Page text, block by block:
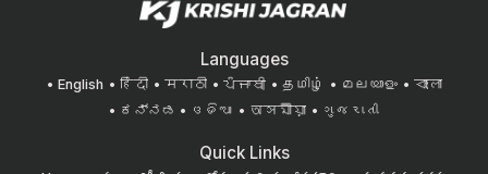
Languages
English हिंदी मराठी ਪੰਜਾਬੀ தமிழ் മലയാളം
বাংলা
ಕನ್ನಡ
ଓଡିଆ অসমীয়া ગુજરાતી
Quick Links